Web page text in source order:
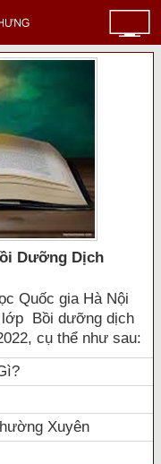
Dưỡng Dịch
Quốc gia Hà Nội
lớp Bồi dưỡng dịch
cụ thể như sau:
Xuyên